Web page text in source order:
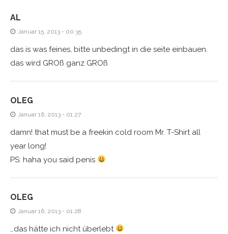
AL
Januar 15, 2013 - 00:35
das is was feines, bitte unbedingt in die seite einbauen.
das wird GROß ganz GROß
OLEG
Januar 16, 2013 - 01:27
damn! that must be a freekin cold room Mr. T-Shirt all
year long!
PS: haha you said penis
OLEG
Januar 16, 2013 - 01:28
…das hätte ich nicht überlebt